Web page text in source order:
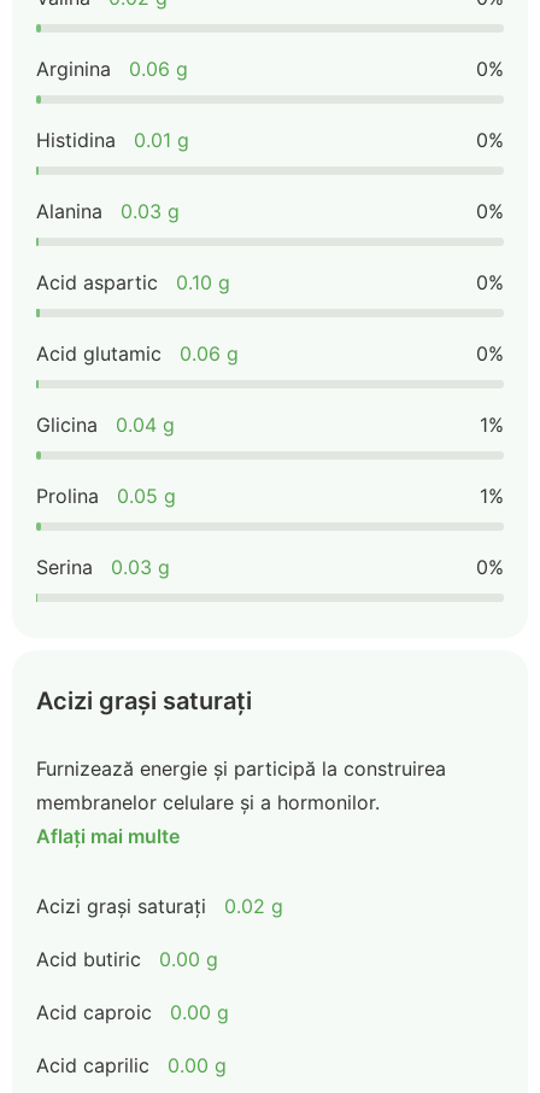
Arginina 0.06 g 0%
Histidina 0.01 g 0%
Alanina 0.03 g 0%
Acid aspartic 0.10 g 0%
Acid glutamic 0.06 g 0%
Glicina 0.04 g 1%
Prolina 0.05 g 1%
Serina 0.03 g 0%
Acizi grași saturați
Furnizează energie și participă la construirea
membranelor celulare și a hormonilor.
Aflați mai multe
Acizi grași saturați 0.02 g
Acid butiric 0.00 g
Acid caproic 0.00 g
Acid caprilic 0.00 g